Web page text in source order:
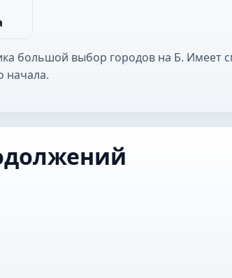
большой выбор городов на Б. Имеет
начала.